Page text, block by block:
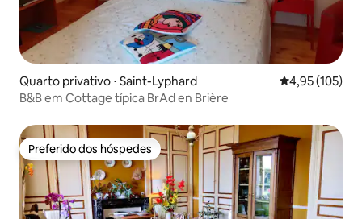
Quarto privativo ⋅ Saint-Lyphard 4,95 de uma
4,95 (105)
B&B em Cottage típica BrAd en Brière
Preferido dos hóspedes
Preferido dos hóspedes